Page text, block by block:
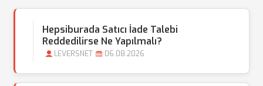
Hepsiburada Satıcı İade Talebi
Reddedilirse Ne Yapılmalı?
LEVERSNET 06.08.2026